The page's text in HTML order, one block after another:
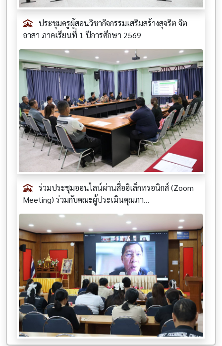
ประชุมครูผู้สอนวิชากิจกรรมเสริมสร้างสุจริต จิต
อาสา ภาคเรียนที่ 1 ปีการศึกษา 2569
ร่วมประชุมออนไลน์ผ่านสื่ออิเล็กทรอนิกส์ (Zoom
Meeting) ร่วมกับคณะผู้ประเมินคุณภา...